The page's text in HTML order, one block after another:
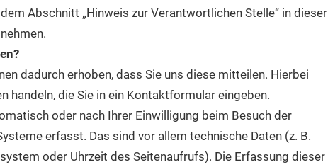
Abschnitt „Hinweis zur Verantwortlichen Stelle“ in dieser
dadurch erhoben, dass Sie uns diese mitteilen. Hierbei
handeln, die Sie in ein Kontaktformular eingeben.
oder nach Ihrer Einwilligung beim Besuch der
erfasst. Das sind vor allem technische Daten (z. B.
oder Uhrzeit des Seitenaufrufs). Die Erfassung dieser